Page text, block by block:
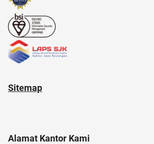
aksesoris
Sitemap
Alamat Kantor Kami